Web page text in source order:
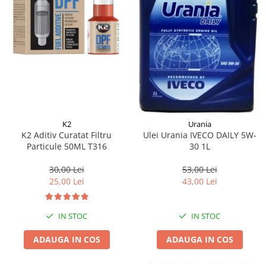
K2
K2 Aditiv Curatat Filtru
Particule 50ML T316
30,00 Lei
25,00 Lei
IN STOC
ADAUGA IN COS
Urania
Ulei Urania IVECO DAILY 5W-
30 1L
53,00 Lei
43,00 Lei
IN STOC
ADAUGA IN COS